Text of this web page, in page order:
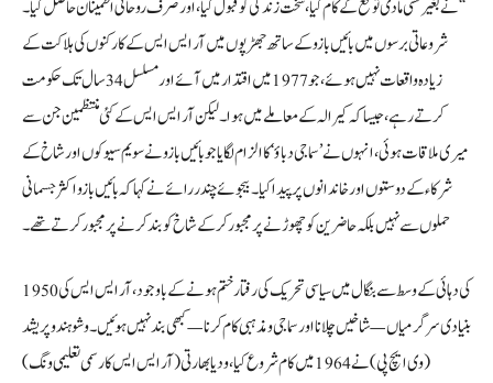
نے بغیر کسی مادی توقع کے کام کیا، سخت زندگی کو قبول کیا، اور صرف روحانی اطمینان حاصل کیا۔‘‘
شروعاتی برسوں میں بائیں بازو کے ساتھ جھڑپوں میں آر ایس ایس کے کارکنوں کی ہلاکت کے
زیادہ واقعات نہیں ہوئے، جو 1977 میں اقتدار میں آئے اور مسلسل 34 سال تک حکومت
کرتے رہے، جیسا کہ کیرالہ کے معاملے میں ہوا۔ لیکن آر ایس ایس کے کئی منتظمین جن سے
میری ملاقات ہوئی، انہوں نے ’سماجی دباؤ‘ کا الزام لگایا جو بائیں بازو نے سویم سیوکوں اور شاخ کے
شرکاء کے دوستوں اور خاندانوں پر پیدا کیا۔ بیجوئے چندر رائے نے کہا کہ بائیں بازو اکثر جسمانی
حملوں سے نہیں بلکہ حاضرین کو چھوڑنے پر مجبور کر کے شاخ کو بند کرنے پر مجبور کرتے تھے۔
1950 کی دہائی کے وسط سے بنگال میں سیاسی تحریک کی رفتار ختم ہونے کے باوجود، آر ایس ایس کی
بنیادی سرگرمیاں — شاخیں چلانا اور سماجی و مذہبی کام کرنا — کبھی بند نہیں ہوئیں۔ وشو ہندو پریشد
(وی ایچ پی) نے 1964 میں کام شروع کیا، ودیا بھارتی (آر ایس ایس کا رسمی تعلیمی ونگ)